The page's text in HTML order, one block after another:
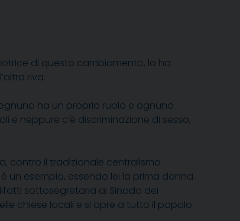
di questo cambiamento, lo ha
riva.
ha un proprio ruolo e ognuno
e neppure c’è discriminazione di sesso,
contro il tradizionale centralismo
un esempio, essendo lei la prima donna
sottosegretaria al Sinodo dei
chiese locali e si apre a tutto il popolo